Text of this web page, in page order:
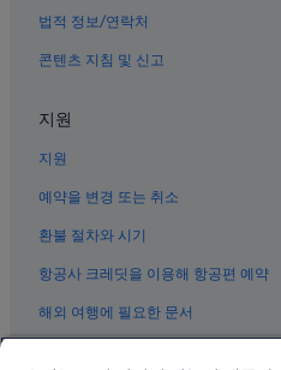
김해의 게스트하우스
창원의 모텔
진주의 5성급 호텔
남해의 5성급 호텔
김해의 리조트
통영의 모텔
남해의 콘도
남해의 모텔
창원의 수영장이 있는 호텔
법적 정보/연락처
콘텐츠 지침 및 신고
지원
지원
예약을 변경 또는 취소
환불 절차와 시기
항공사 크레딧을 이용해 항공편 예약
해외 여행에 필요한 문서